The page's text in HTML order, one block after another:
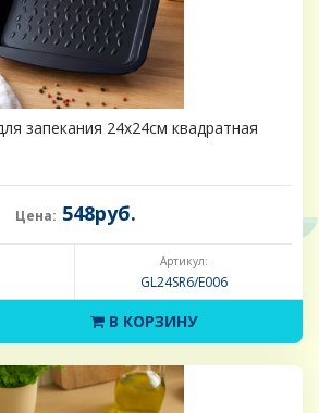
запекания 24х24см квадратная
Цена: 548руб.
Артикул:
GL24SR6/E006
В КОРЗИНУ